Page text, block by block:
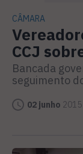
CÂMARA
CCJ
Bancada
seguimento
02 junho